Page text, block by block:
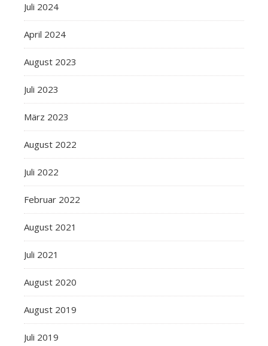
Juli 2024
April 2024
August 2023
Juli 2023
März 2023
August 2022
Juli 2022
Februar 2022
August 2021
Juli 2021
August 2020
August 2019
Juli 2019